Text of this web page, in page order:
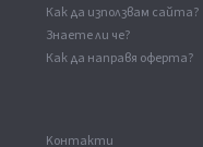
Как да използвам сайта?
Знаете ли че?
Как да направя оферта?
Kонтакти